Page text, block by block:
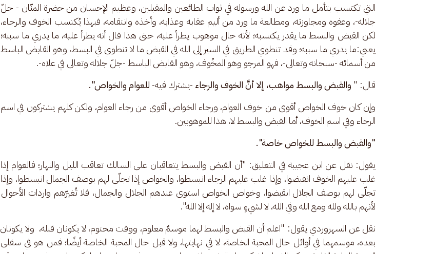
التي تكتسب بتأمل ما ورد عن الله ورسوله في ثواب الطائعين والمقبلين، وعظيم الإحسان من حضرة المنّان - جلّ
جلاله-، وعفوه ومجاوزته، ومطالعة ما ورد من أليم عقابه وعذابه، وأخذه وانتقامه، فبهذا يُكتسب الخوف والرجاء،
لكن القبض والبسط ما يقدر يكتسبه؛ لأنه حال موهوب يطرأ عليه، حتى هذا قال أنه يطرأ عليه، ما يدري ما سببه؛
يعني:ما يدري ما سببه؛ وقد تنطوي الطريق في السير إلى الله في القبض ما لا تنطوي في البسط، وهو القابض الباسط
من أسمائه -سبحانه وتعالى-، فهو المرجو وهو المخُوف، وهو القابض الباسط -جلّ جلاله وتعالى في علاه-.
قال: " والقبض والبسط مواهب، إلا أنَّ الخوف والرجاء -يشترك فيه- للعوام والخواص".
وإن كان خوف الخواص أقوى من خوف العوام، ورجاء الخواص أقوى من رجاء العوام، ولكن كلهم يشتركون في اسم
الرجاء وفي اسم الخوف، أما القبض والبسط لا، هذا للموهوبين.
"والقبض والبسط للخواص خاصة".
يقول: نقل عن ابن عجيبة في التعليق: "أن القبض والبسط يتعاقبان على السالك تعاقب الليل والنهار؛ فالعوام إذا
غلب عليهم الخوف انقبضوا، وإذا غلب عليهم الرجاء انبسطوا، والخواص إذا تجلّى لهم بوصف الجمال انبسطوا، وإذا
تجلّى لهم بوصف الجلال انقبضوا، وخواص الخواص استوى عندهم الجلال والجمال، فلا تُغيرّهم واردات الأحوال
لأنهم بالله ولله ومع الله وفي الله، لا لشيءٍ سواه، لا إله إلا الله".
نقل عن السهروردي يقول: "اعلم أن القبض والبسط لهما موسمٌ معلوم، ووقت محتوم، لا يكونان قبله،  ولا يكونان
بعده، موسمهما في أوائل حال المحبة الخاصة، لا في نهايتها، ولا قبل حال المحبة الخاصة أيضًا؛ فمن هو في سفلى